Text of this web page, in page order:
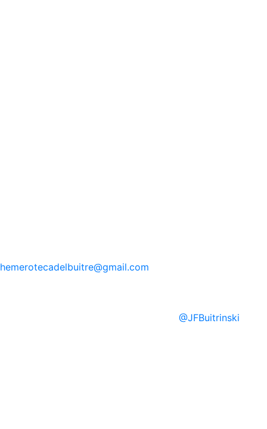
hemerotecadelbuitre@gmail.com
@JFBuitrinski